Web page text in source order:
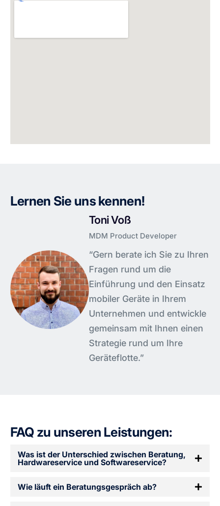
Lernen Sie uns kennen!
Toni Voß
MDM Product Developer
“Gern berate ich Sie zu Ihren
Fragen rund um die
Einführung und den Einsatz
mobiler Geräte in Ihrem
Unternehmen und entwickle
gemeinsam mit Ihnen einen
Strategie rund um Ihre
Geräteflotte.”
FAQ zu unseren Leistungen:
Was ist der Unterschied zwischen Beratung,
Hardwareservice und Softwareservice?
Wie läuft ein Beratungsgespräch ab?